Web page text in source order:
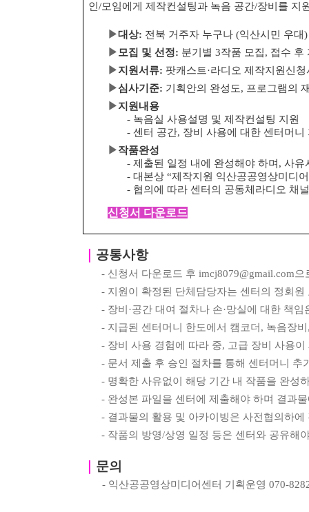
인 /모임에게 제작컨설팅과 녹음 공간/장비를 지
▶대상: 전북 거주자 누구나 (익산시민 우대)
▶ 모집 및 선정: 분기별 3작품 모집, 접수 후
▶지원서류: 팟캐스트·라디오 제작지원신
▶심사기준: 기획안의 완성도, 프로그램의
▶지원내용
- 녹음실 사용설명 및 제작컨설팅 지원
- 센터 공간, 장비 사용에 대한 센터머니
▶작품완성
- 제출된 일정 내에 완성해야 하며 , 사유
- 대본상 “제작지원 익산공공영상미디
- 협의에 따라 센터의 공동체라디오 채
신청서 다운로드
공통사항
- 신청서 다운로드 후 imcj8079@gmail.com으
- 지원이 확정된 단체담당자는 센터의 정회
- 장비 ·공간 대여 절차나 손·망실에 대한 책임
- 지급된 센터머니 한도에서 캠코더 , 녹음장비
- 장비 사용 경험에 따라 중, 고급 장비 사용
- 문서 제출 후 승인 절차를 통해 센터머니 추
- 명확한 사유없이 해당 기간 내 작품을 완성
- 완성본 파일을 센터에 제출해야 하며 결과
- 결과물의 활용 및 아카이빙은 사전협의하에
- 작품의 방영/상영 일정 등은 센터와 공유해
문의
- 익산공공영상미디어센터 기획운영 070-